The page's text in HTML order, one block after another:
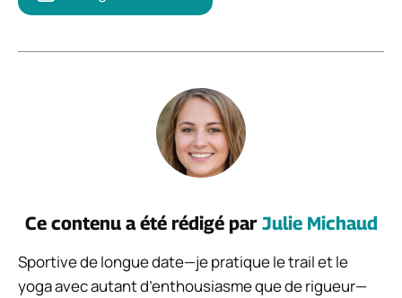
Ce contenu a été rédigé par Julie Michaud
Sportive de longue date—je pratique le trail et le
yoga avec autant d’enthousiasme que de rigueur—